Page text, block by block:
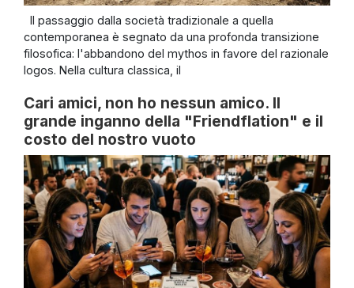
Il passaggio dalla società tradizionale a quella
contemporanea è segnato da una profonda transizione
filosofica: l'abbandono del mythos in favore del razionale
logos. Nella cultura classica, il
Cari amici, non ho nessun amico. Il
grande inganno della "Friendflation" e il
costo del nostro vuoto